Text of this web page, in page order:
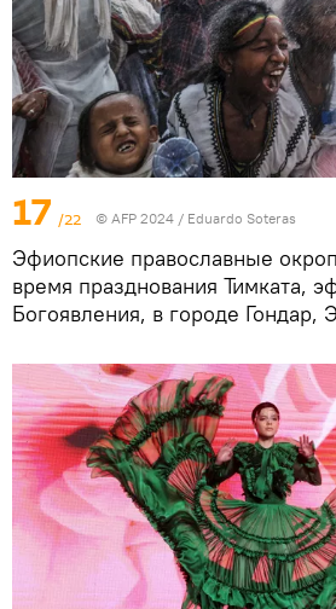
17 /22 © AFP 2024 / Eduardo Soteras
Эфиопские православные
время празднования Тимката,
Богоявления, в городе Гондар,